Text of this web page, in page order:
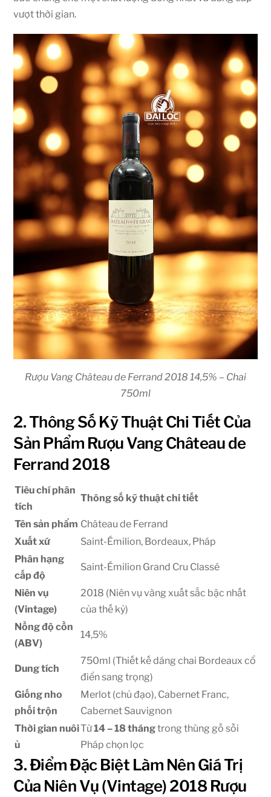
vượt thời gian.
Rượu Vang Château de Ferrand 2018 14,5% – Chai
750ml
2. Thông Số Kỹ Thuật Chi Tiết Của
Sản Phẩm Rượu Vang Château de
Ferrand 2018
Tiêu chí phân
tích
Thông số kỹ thuật chi tiết
Tên sản phẩm Château de Ferrand
Xuất xứ
Saint-Émilion, Bordeaux, Pháp
Phân hạng
cấp độ
Saint-Émilion Grand Cru Classé
Niên vụ
(Vintage)
2018 (Niên vụ vàng xuất sắc bậc nhất
của thế kỷ)
Nồng độ cồn
(ABV)
14,5%
Dung tích
750ml (Thiết kế dáng chai Bordeaux cổ
điển sang trọng)
Giống nho
phối trộn
Merlot (chủ đạo), Cabernet Franc,
Cabernet Sauvignon
Thời gian nuôi
ủ
Từ14 – 18 thángtrong thùng gỗ sồi
Pháp chọn lọc
3. Điểm Đặc Biệt Làm Nên Giá Trị
Của Niên Vụ (Vintage) 2018 Rượu